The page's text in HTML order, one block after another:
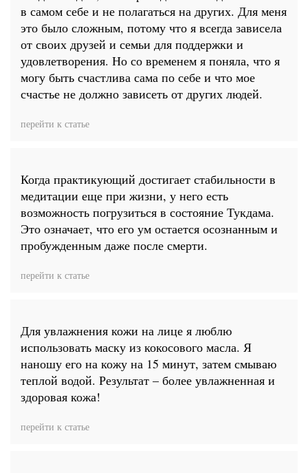
в самом себе и не полагаться на других. Для меня
это было сложным, потому что я всегда зависела
от своих друзей и семьи для поддержки и
удовлетворения. Но со временем я поняла, что я
могу быть счастлива сама по себе и что мое
счастье не должно зависеть от других людей.
перейти к статье
Когда практикующий достигает стабильности в
медитации еще при жизни, у него есть
возможность погрузиться в состояние Тукдама.
Это означает, что его ум остается осознанным и
пробужденным даже после смерти.
перейти к статье
Для увлажнения кожи на лице я люблю
использовать маску из кокосового масла. Я
наношу его на кожу на 15 минут, затем смываю
теплой водой. Результат – более увлажненная и
здоровая кожа!
перейти к статье